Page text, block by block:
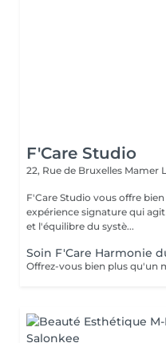
F'Care Studio
22, Rue de Bruxelles Mamer
F'Care Studio vous offre
expérience signature qui
et l'équilibre du systè...
Soin F'Care Harmonie